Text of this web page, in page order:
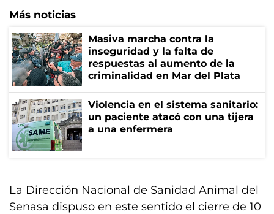
Más noticias
Masiva marcha contra la
inseguridad y la falta de
respuestas al aumento de la
criminalidad en Mar del Plata
Violencia en el sistema sanitario:
un paciente atacó con una tijera
a una enfermera
La Dirección Nacional de Sanidad Animal del
Senasa dispuso en este sentido el cierre de 10